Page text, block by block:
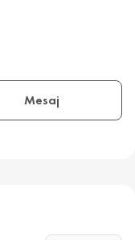
Mesaj